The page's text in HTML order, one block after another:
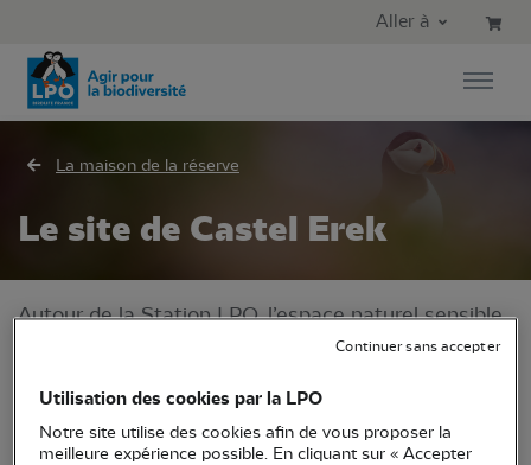
Aller au menu principal
Aller à
La maison de la réserve
Le site de Castel Erek
Autour de la Station LPO, l’espace naturel sensible
de Castel Erek offre au promeneur un panorama
l’est, l’île Millau à l’ouest et l’archipel des Triagoz au
nord.
Utilisation des cookies par la LPO
Notre site utilise des cookies afin de vous proposer la
meilleure expérience possible. En cliquant sur « Accepter
Continuer sans accepter